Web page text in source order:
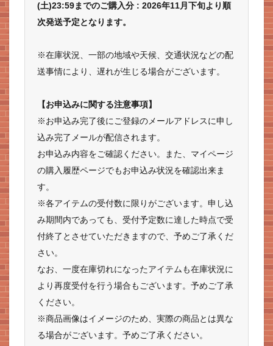
(土)23:59までのご購入分 : 2026年11月下旬より順
次発送予定となります。
※在庫状況、一部の地域や天候、交通状況などの配
送事情により、遅れが生じる場合がございます。
【お申込みに関する注意事項】
※お申込み完了後にご登録のメールアドレスに申し
込み完了メールが配信されます。
お申込み内容をご確認ください。また、マイページ
の購入履歴ページでもお申込み状況を確認出来ま
す。
※各アイテムの受付数に限りがございます。申し込
み期間内であっても、受付予定数に達した時点で受
付終了とさせていただきますので、予めご了承くだ
さい。
なお、一度在庫切れになったアイテムも在庫状況に
より再度受付を行う場合もございます。予めご了承
ください。
※商品画像はイメージのため、実際の商品とは異な
る場合がございます。予めご了承ください。